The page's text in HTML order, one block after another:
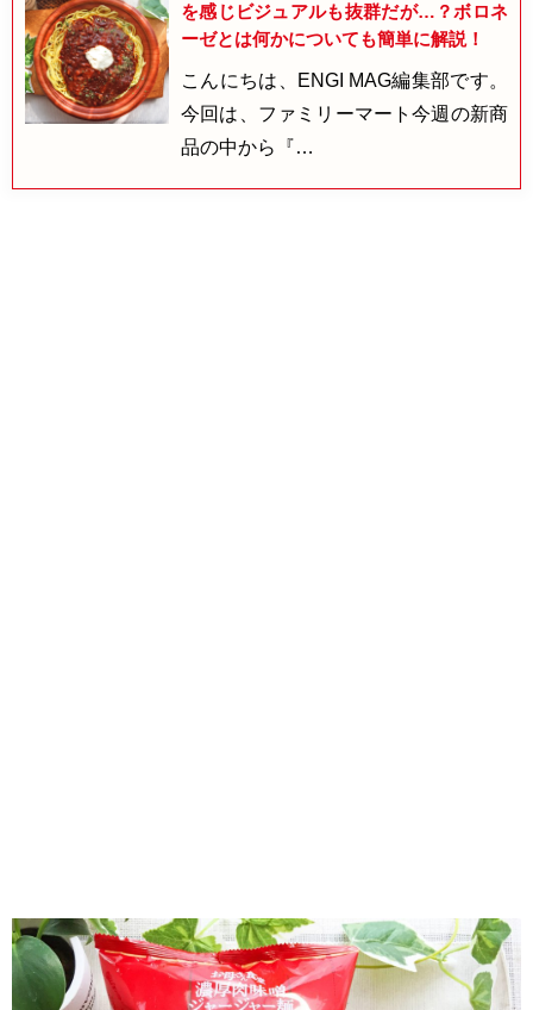
を感じビジュアルも抜群だが…？ボロネ
ーゼとは何かについても簡単に解説！
こんにちは、ENGI MAG編集部です。
今回は、ファミリーマート今週の新商
品の中から『…